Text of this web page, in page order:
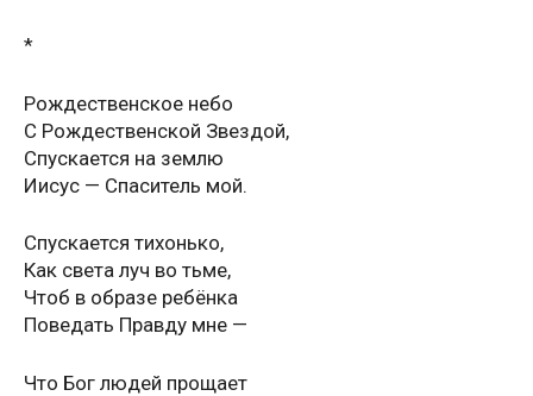
*
Рождественское небо
С Рождественской Звездой,
Спускается на землю
Иисус — Спаситель мой.
Спускается тихонько,
Как света луч во тьме,
Чтоб в образе ребёнка
Поведать Правду мне —
Что Бог людей прощает